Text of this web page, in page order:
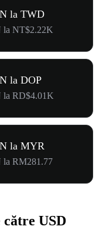
la TWD
la NT$2.22K
la DOP
la RD$4.01K
la MYR
la RM281.77
USD